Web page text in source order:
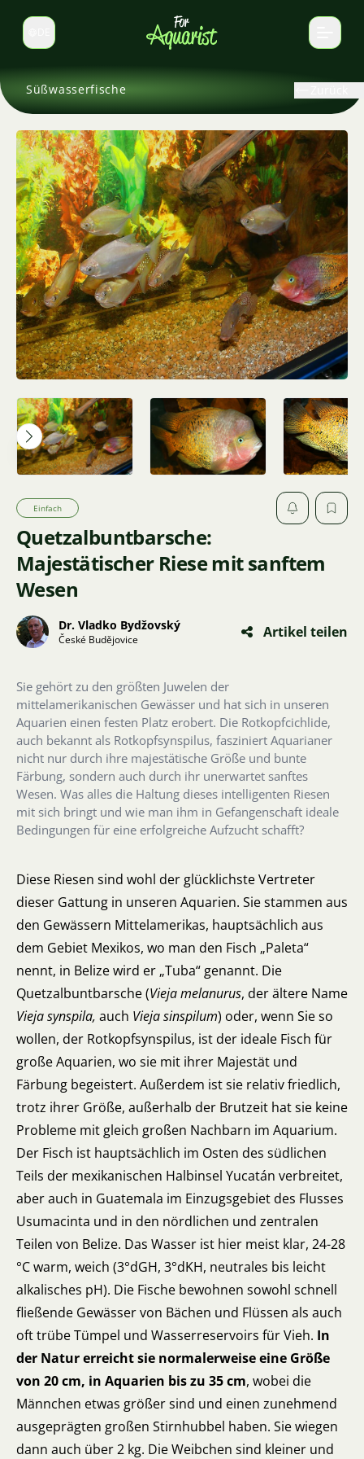
Sprache wechseln
Süßwasserfische
Quetzalbuntbarsche:
Majestätischer Riese mit sanftem
Wesen
Einfach
Dr. Vladko Bydžovský
České Budějovice Artikel teilen
Sie gehört zu den größten Juwelen der
mittelamerikanischen Gewässer und hat sich in unseren
Aquarien einen festen Platz erobert. Die Rotkopfcichlide,
auch bekannt als Rotkopfsynspilus, fasziniert Aquarianer
nicht nur durch ihre majestätische Größe und bunte
Färbung, sondern auch durch ihr unerwartet sanftes
Wesen. Was alles die Haltung dieses intelligenten Riesen
mit sich bringt und wie man ihm in Gefangenschaft ideale
Bedingungen für eine erfolgreiche Aufzucht schafft?
Diese Riesen sind wohl der glücklichste Vertreter
dieser Gattung in unseren Aquarien. Sie stammen aus
den Gewässern Mittelamerikas, hauptsächlich aus
dem Gebiet Mexikos, wo man den Fisch „Paleta“
nennt, in Belize wird er „Tuba“ genannt. Die
Quetzalbuntbarsche (Vieja melanurus, der ältere Name
Vieja synspila, auch Vieja sinspilum) oder, wenn Sie so
wollen, der Rotkopfsynspilus, ist der ideale Fisch für
große Aquarien, wo sie mit ihrer Majestät und
Färbung begeistert. Außerdem ist sie relativ friedlich,
trotz ihrer Größe, außerhalb der Brutzeit hat sie keine
Probleme mit gleich großen Nachbarn im Aquarium.
Der Fisch ist hauptsächlich im Osten des südlichen
Teils der mexikanischen Halbinsel Yucatán verbreitet,
aber auch in Guatemala im Einzugsgebiet des Flusses
Usumacinta und in den nördlichen und zentralen
Teilen von Belize. Das Wasser ist hier meist klar, 24-28
°C warm, weich (3°dGH, 3°dKH, neutrales bis leicht
alkalisches pH). Die Fische bewohnen sowohl schnell
fließende Gewässer von Bächen und Flüssen als auch
oft trübe Tümpel und Wasserreservoirs für Vieh. In
der Natur erreicht sie normalerweise eine Größe
von 20 cm, in Aquarien bis zu 35 cm, wobei die
Männchen etwas größer sind und einen zunehmend
ausgeprägten großen Stirnhubbel haben. Sie wiegen
dann auch über 2 kg. Die Weibchen sind kleiner und